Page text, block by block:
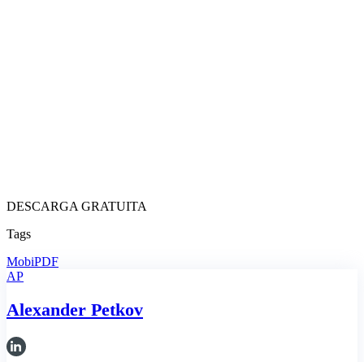
DESCARGA GRATUITA
Tags
MobiPDF
AP
Alexander Petkov